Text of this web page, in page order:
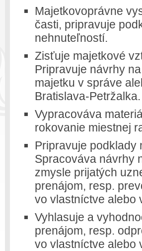
Majetkovoprávne
časti, pripravuje
nehnuteľností.
Zisťuje majetkové
Pripravuje návrhy
majetku v správe
Bratislava-Petržalka.
Vypracováva
rokovanie miestnej
Pripravuje
Spracováva návrhy
zmysle prijatých
prenájom, resp.
vo vlastníctve alebo
Vyhlasuje a
prenájom, resp.
vo vlastníctve alebo